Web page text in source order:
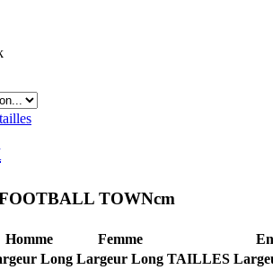
TOWNcm
Homme Femme
Long Largeur Long TAILLES